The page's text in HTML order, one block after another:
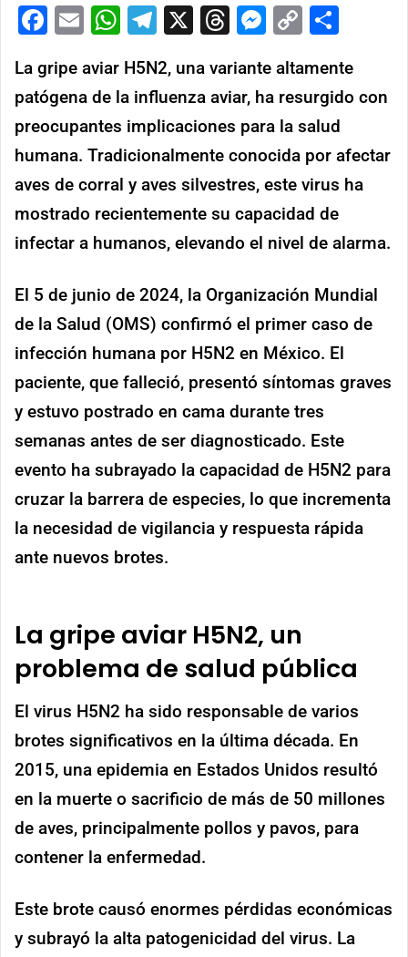
Facebook
EmailWhatsApp
Telegram
X ThreadsCopy
La gripe aviar H5N2, una variante altamente
patógena de la influenza aviar, ha resurgido con
preocupantes implicaciones para la salud
humana. Tradicionalmente conocida por afectar
aves de corral y aves silvestres, este virus ha
mostrado recientemente su capacidad de
infectar a humanos, elevando el nivel de alarma.
El 5 de junio de 2024, la Organización Mundial
de la Salud (OMS) confirmó el primer caso de
infección humana por H5N2 en México. El
paciente, que falleció, presentó síntomas graves
y estuvo postrado en cama durante tres
semanas antes de ser diagnosticado. Este
evento ha subrayado la capacidad de H5N2 para
cruzar la barrera de especies, lo que incrementa
la necesidad de vigilancia y respuesta rápida
ante nuevos brotes.
La gripe aviar H5N2, un
problema de salud pública
El virus H5N2 ha sido responsable de varios
brotes significativos en la última década. En
2015, una epidemia en Estados Unidos resultó
en la muerte o sacrificio de más de 50 millones
de aves, principalmente pollos y pavos, para
contener la enfermedad.
Este brote causó enormes pérdidas económicas
y subrayó la alta patogenicidad del virus​. La